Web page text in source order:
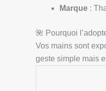
Marque :
🌺 Pourquoi
Vos mains sont
geste simple mais